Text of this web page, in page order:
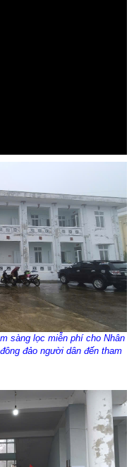
sàng lọc miễn phí cho Nhân
đảo người dân đến tham